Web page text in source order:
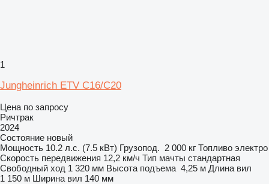
1
Jungheinrich ETV C16/C20
Цена по запросу
Ричтрак
2024
Состояние новый
Мощность 10.2 л.с. (7.5 кВт) Грузопод. 2 000 кг Топливо электро
Скорость передвижения 12,2 км/ч Тип мачты стандартная
Свободный ход 1 320 мм Высота подъема 4,25 м Длина вил
1 150 м Ширина вил 140 мм